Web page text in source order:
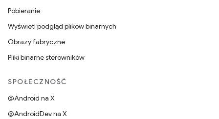
Pobieranie
Wyświetl podgląd plików binarnych
Obrazy fabryczne
Pliki binarne sterowników
SPOŁECZNOŚĆ
@Android na X
@AndroidDev na X